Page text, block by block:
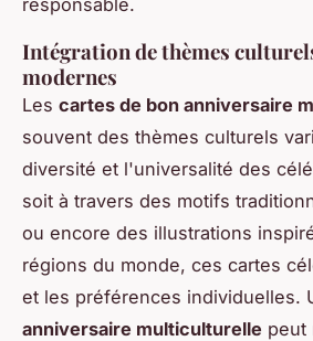
Intégration de thèmes
modernes
Les cartes de bon anniversaire
souvent des thèmes culturels
diversité et l'universalité des
soit à travers des motifs
ou encore des illustrations
régions du monde, ces cartes
et les préférences individuelles.
anniversaire multiculturelle peut